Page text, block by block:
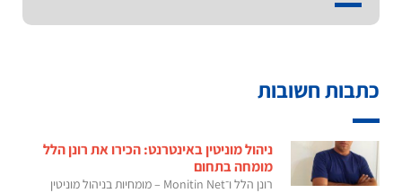
כתבות חשובות
ניהול מוניטין באינטרנט: הכירו את רונן הלל
מומחה בתחום
רונן הלל ו־Monitin Net – מומחיות בניהול מוניטין